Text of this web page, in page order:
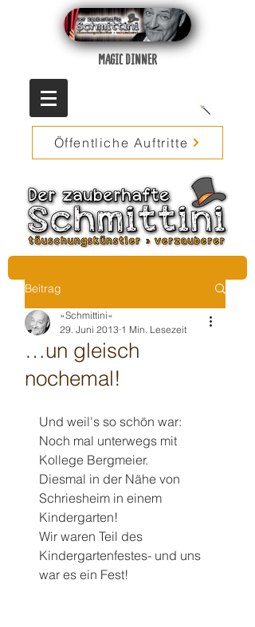
MAGIC DINNER
Öffentliche Auftritte
Beitrag
…un gleisch
nochemal!
»Schmittini«
29. Juni 2013 1 Min. Lesezeit
Und weil's so schön war:
Noch mal unterwegs mit
Kollege Bergmeier.
Diesmal in der Nähe von
Schriesheim in einem
Kindergarten!
Wir waren Teil des
Kindergartenfestes- und uns
war es ein Fest!